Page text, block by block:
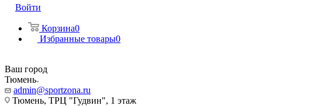
Войти
Корзина0
Избранные товары0
Ваш город
Тюмень
admin@sportzona.ru
Тюмень, ТРЦ "Гудвин", 1 этаж